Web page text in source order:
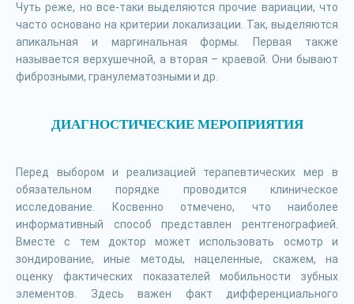
Чуть реже, но все-таки выделяются прочие вариации, что
часто основано на критерии локализации. Так, выделяются
апикальная и маргинальная формы. Первая также
называется верхушечной, а вторая – краевой. Они бывают
фиброзными, гранулематозными и др.
ДИАГНОСТИЧЕСКИЕ МЕРОПРИЯТИЯ
Перед выбором и реализацией терапевтических мер в
обязательном порядке проводится клиническое
исследование. Косвенно отмечено, что наиболее
информативный способ представлен рентгенографией.
Вместе с тем доктор может использовать осмотр и
зондирование, иные методы, нацеленные, скажем, на
оценку фактических показателей мобильности зубных
элементов. Здесь важен факт дифференциального